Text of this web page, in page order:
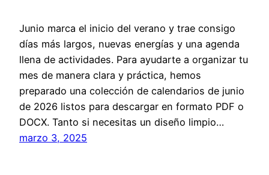
Junio marca el inicio del verano y trae consigo
días más largos, nuevas energías y una agenda
llena de actividades. Para ayudarte a organizar tu
mes de manera clara y práctica, hemos
preparado una colección de calendarios de junio
de 2026 listos para descargar en formato PDF o
DOCX. Tanto si necesitas un diseño limpio…
marzo 3, 2025